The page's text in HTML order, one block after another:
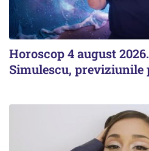
Horoscop 4 august
Simulescu, previziunile